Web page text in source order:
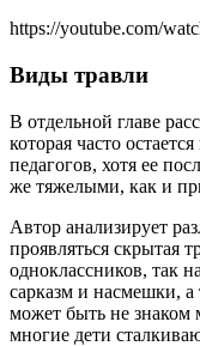
https://youtube.com/
Виды травли
В отдельной главе
которая часто
педагогов, хотя ее
же тяжелыми, как и
Автор анализирует
проявляться скрытая
одноклассников, так
сарказм и насмешки,
может быть не знаком
многие дети